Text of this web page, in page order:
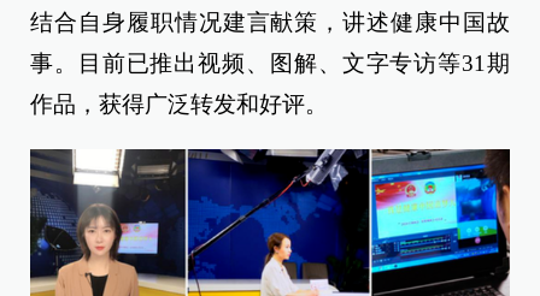
结合自身履职情况建言献策，讲述健康中国故
事。目前已推出视频、图解、文字专访等31期
作品，获得广泛转发和好评。